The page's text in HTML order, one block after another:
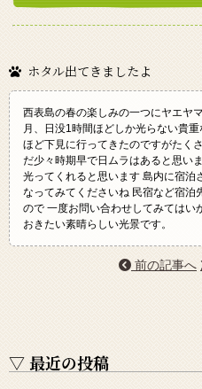
ホタル出てきましたよ
西表島の春の楽しみの一つにヤエヤ
月、日没1時間ほどしか光らない貴
ほど下見に行ってきたのですがたく
だ少々時期早で日ムラはあると思い
光ってくれると思います 島内に宿泊
なってみてくださいね 民宿など宿泊
ので 一度お問い合わせしてみてはい
おきたい素晴らしい光景です。
前の記事へ
▽ 最近の投稿